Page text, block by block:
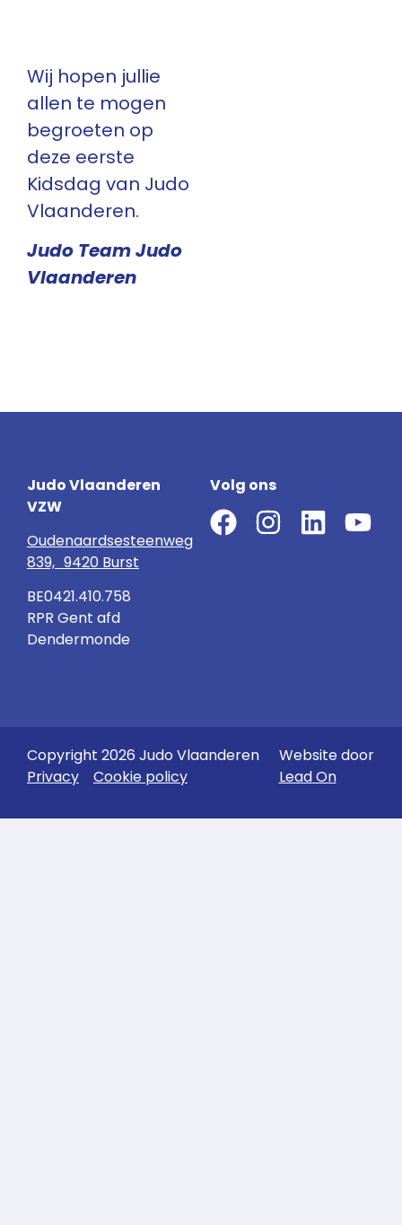
Wij hopen jullie
allen te mogen
begroeten op
deze eerste
Kidsdag van Judo
Vlaanderen.
Judo Team Judo
Vlaanderen
Judo Vlaanderen
VZW
Oudenaardsesteenweg
839, 9420 Burst
BE0421.410.758
RPR Gent afd
Dendermonde
Volg ons
Copyright 2026 Judo Vlaanderen
Privacy
Cookie policy
Website door
Lead On